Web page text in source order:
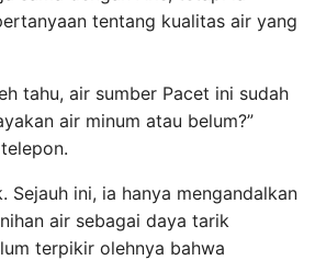
tentang kualitas air yang
tahu, air sumber Pacet ini sudah
air minum atau belum?”
Sejauh ini, ia hanya mengandalkan
air sebagai daya tarik
terpikir olehnya bahwa